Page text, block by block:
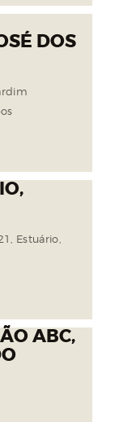
DOS
Estuário,
ABC,